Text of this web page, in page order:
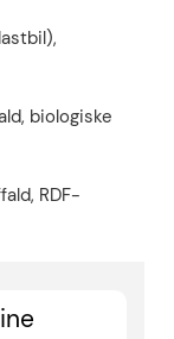
biologiske
RDF-